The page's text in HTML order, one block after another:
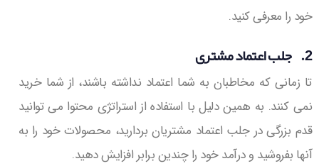
خود را معرفی کنید.
2. جلب اعتماد مشتری
تا زمانی که مخاطبان به شما اعتماد نداشته باشند، از شما خرید
نمی کنند. به همین دلیل با استفاده از استراتژی محتوا می توانید
قدم بزرگی در جلب اعتماد مشتریان بردارید، محصولات خود را به
آنها بفروشید و درآمد خود را چندین برابر افزایش دهید.